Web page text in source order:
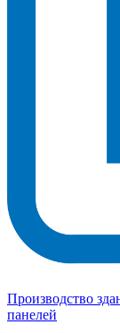
Производство
панелей